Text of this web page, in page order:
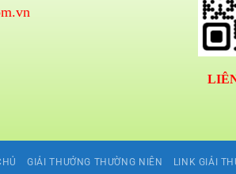
GIẢI THƯỞNG THƯỜNG NIÊN LINK GIẢI